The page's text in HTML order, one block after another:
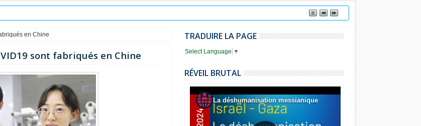
en Chine
sont fabriqués en Chine
TRADUIRE LA PAGE
Select Language ▼
RÉVEIL BRUTAL